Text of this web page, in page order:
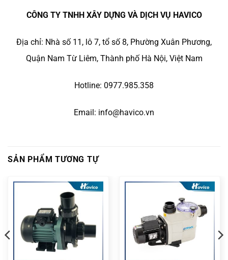
CÔNG TY TNHH XÂY DỰNG VÀ DỊCH VỤ HAVICO
Địa chỉ: Nhà số 11, lô 7, tổ số 8, Phường Xuân Phương,
Quận Nam Từ Liêm, Thành phố Hà Nội, Việt Nam
Hotline: 0977.985.358
Email: info@havico.vn
SẢN PHẨM TƯƠNG TỰ